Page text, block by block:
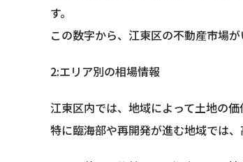
す。
この数字から、江東区の不動産市場
2:エリア別の相場情報
江東区内では、地域によって土地の価
特に臨海部や再開発が進む地域では